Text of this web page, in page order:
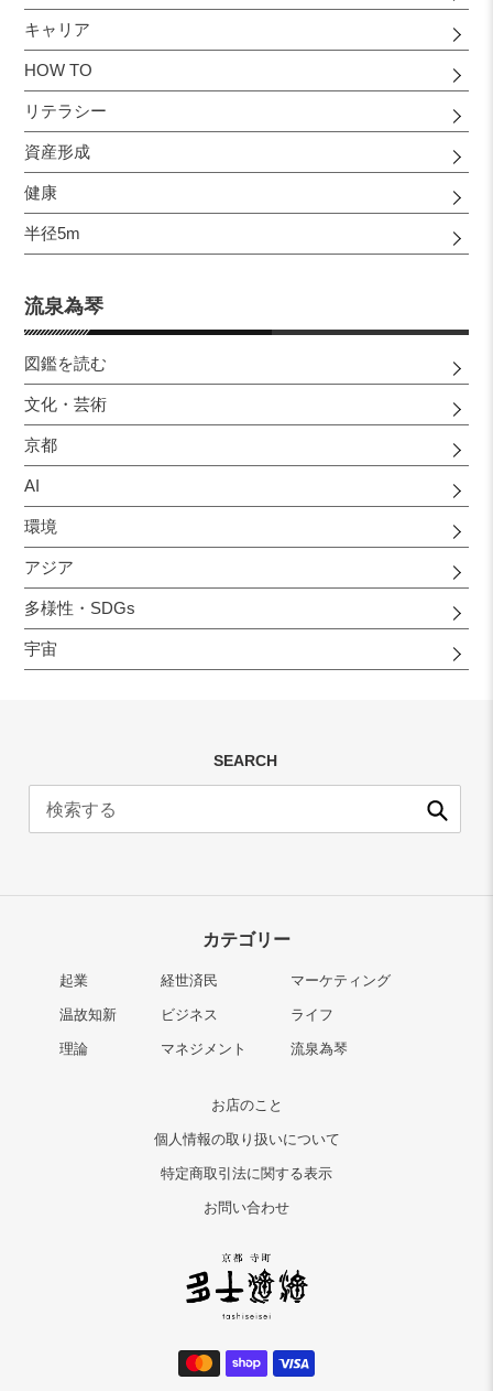
キャリア
HOW TO
リテラシー
資産形成
健康
半径5m
流泉為琴
図鑑を読む
文化・芸術
京都
AI
環境
アジア
多様性・SDGs
宇宙
SEARCH
送
カテゴリー
起業
温故知新
理論
経世済民
ビジネス
マネジメント
マーケティング
ライフ
流泉為琴
お店のこと
個人情報の取り扱いについて
特定商取引法に関する表示
お問い合わせ
決
済